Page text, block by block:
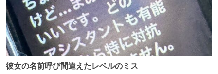
彼女の名前呼び間違えたレベルのミス